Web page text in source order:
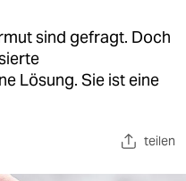
sind gefragt. Doch
Lösung. Sie ist eine
teilen